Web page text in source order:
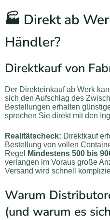
🏭 Direkt ab
Händler?
Direktkauf von
Der Direkteinkauf ab Werk
sich den Aufschlag des
Bestellungen erhalten
sprechen Sie direkt mit den
Realitätscheck: Direktkauf
Bestellung von vollen
Regel
Mindestens 500 bis
verlangen im Voraus große
Versand wird schnell
Warum
(und warum es